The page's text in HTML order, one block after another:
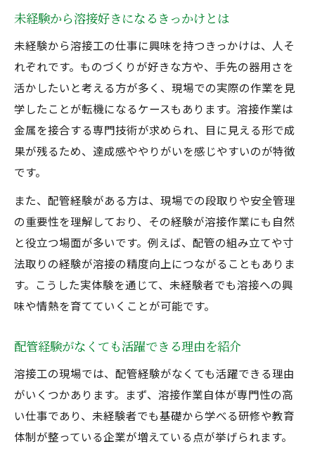
未経験から溶接好きになるきっかけとは
未経験から溶接工の仕事に興味を持つきっかけは、人そ
れぞれです。ものづくりが好きな方や、手先の器用さを
活かしたいと考える方が多く、現場での実際の作業を見
学したことが転機になるケースもあります。溶接作業は
金属を接合する専門技術が求められ、目に見える形で成
果が残るため、達成感ややりがいを感じやすいのが特徴
です。
また、配管経験がある方は、現場での段取りや安全管理
の重要性を理解しており、その経験が溶接作業にも自然
と役立つ場面が多いです。例えば、配管の組み立てや寸
法取りの経験が溶接の精度向上につながることもありま
す。こうした実体験を通じて、未経験者でも溶接への興
味や情熱を育てていくことが可能です。
配管経験がなくても活躍できる理由を紹介
溶接工の現場では、配管経験がなくても活躍できる理由
がいくつかあります。まず、溶接作業自体が専門性の高
い仕事であり、未経験者でも基礎から学べる研修や教育
体制が整っている企業が増えている点が挙げられます。